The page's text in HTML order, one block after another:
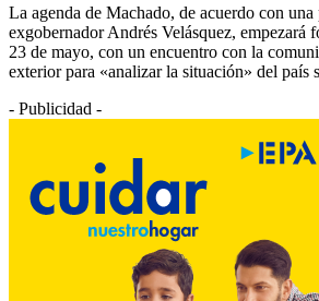
La agenda de Machado, de acuerdo con
exgobernador Andrés Velásquez, empezará
23 de mayo, con un encuentro con la
exterior para «analizar la situación» del país
- Publicidad -